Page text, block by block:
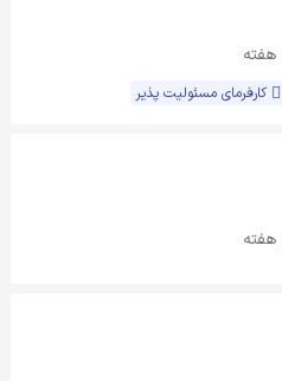
هفته
کارفرمای مسئولیت پذیر
هفته